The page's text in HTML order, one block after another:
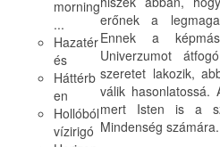
erőnek a
Ennek a
Univerzumot
szeretet lakozik,
válik hasonlatossá.
mert Isten is a
Mindenség számára.
morning
...
Hazatér
és
Háttérb
en
Hollóból
vízirigó